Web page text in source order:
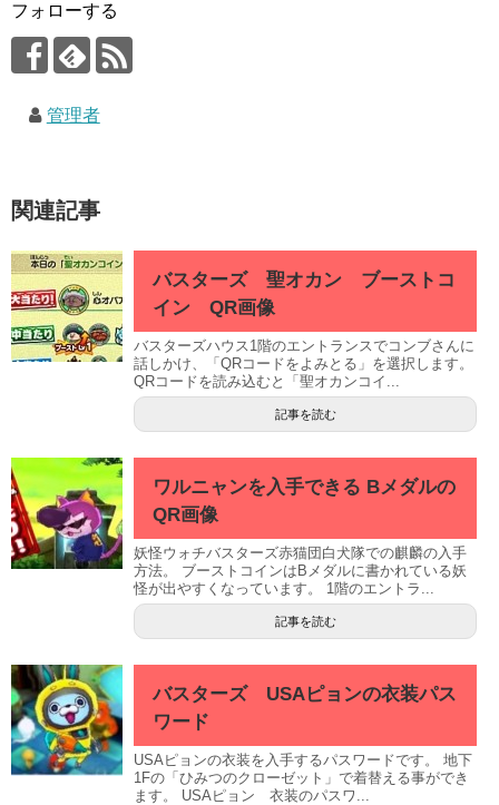
フォローする
管理者
関連記事
バスターズ 聖オカン ブーストコ
イン QR画像
バスターズハウス1階のエントランスでコンブさんに
話しかけ、「QRコードをよみとる」を選択します。
QRコードを読み込むと「聖オカンコイ...
記事を読む
ワルニャンを入手できる Bメダルの
QR画像
妖怪ウォチバスターズ赤猫団白犬隊での麒麟の入手
方法。 ブーストコインはBメダルに書かれている妖
怪が出やすくなっています。 1階のエントラ...
記事を読む
バスターズ USAピョンの衣装パス
ワード
USAピョンの衣装を入手するパスワードです。 地下
1Fの「ひみつのクローゼット」で着替える事ができ
ます。 USAピョン 衣装のパスワ...